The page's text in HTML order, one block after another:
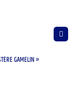
GAMELIN »